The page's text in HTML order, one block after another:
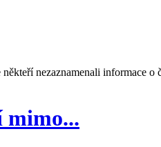
nezaznamenali informace
mimo...